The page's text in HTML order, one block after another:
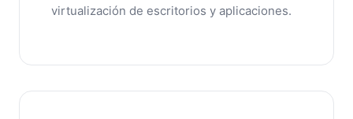
virtualización de escritorios y aplicaciones.